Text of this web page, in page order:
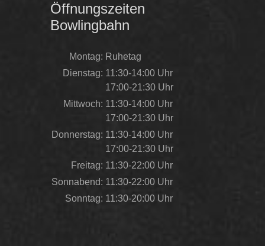
Öffnungszeiten
Bowlingbahn
Montag: Ruhetag
Dienstag: 11:30-14:00 Uhr
17:00-21:30 Uhr
Mittwoch: 11:30-14:00 Uhr
17:00-21:30 Uhr
Donnerstag: 11:30-14:00 Uhr
17:00-21:30 Uhr
Freitag: 11:30-22:00 Uhr
Sonnabend: 11:30-22:00 Uhr
Sonntag: 11:30-20:00 Uhr